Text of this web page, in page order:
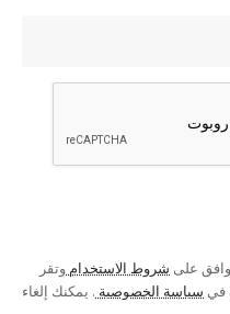
على شروط الاستخدام وتقر
في سياسة الخصوصية . يمكنك إلغاء